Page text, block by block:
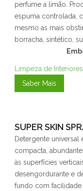
perfume a limão.
espuma controlada,
mesmo as mais
borracha, sintético,
Limpeza de Interiores
Saber Mais
SUPER SKIN
Detergente universal
compacta,
às superfícies
desengordurante e
fundo com